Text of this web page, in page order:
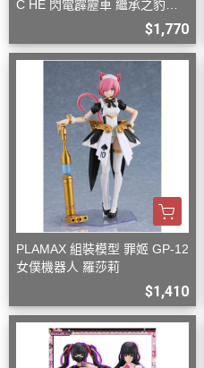
C HE 閃電霹靂車 繼承之豹魂
$1,770
PLAMAX 組裝模型 罪姬 GP-12
女僕機器人 羅莎莉
$1,410